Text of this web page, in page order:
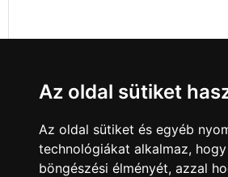
Az oldal sütiket
Az oldal sütiket és egyéb
technológiákat alkalmaz,
böngészési élményét, azzal